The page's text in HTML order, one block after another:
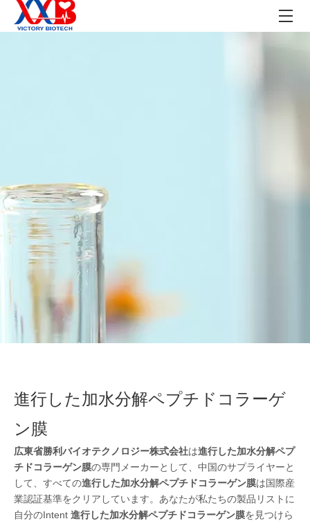
進行した加水分解ペプチドコラーゲ
ン膜
広東省勝利バイオテクノロジー株式会社は進行した加水分解ペプ
チドコラーゲン膜の専門メーカーとして、中国のサプライヤーと
して、すべての進行した加水分解ペプチドコラーゲン膜は国際産
業認証基準をクリアしています。あなたが私たちの製品リストに
自分のIntent 進行した加水分解ペプチドコラーゲン膜を見つけら